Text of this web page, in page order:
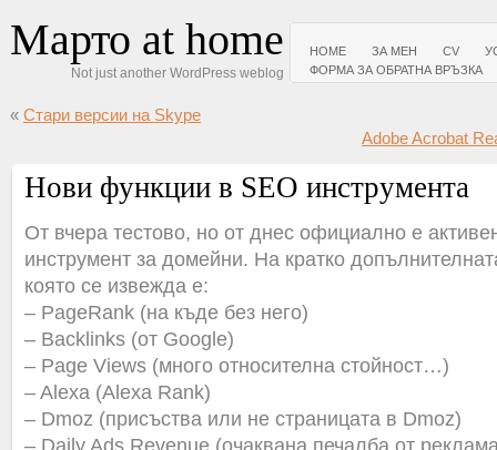
Марто at home
Not just another WordPress weblog
HOME ЗА МЕН CV
ФОРМА ЗА ОБРАТНА ВРЪЗКА
« Стари версии на Skype
Adobe Acrobat
Нови функции в SEO инструмента
От вчера тестово, но от днес официално е
инструмент за домейни. На кратко
която се извежда е:
– PageRank (на къде без него)
– Backlinks (от Google)
– Page Views (много относителна стойност…)
– Alexa (Alexa Rank)
– Dmoz (присъства или не страницата в Dmoz)
– Daily Ads Revenue (очаквана печалба от